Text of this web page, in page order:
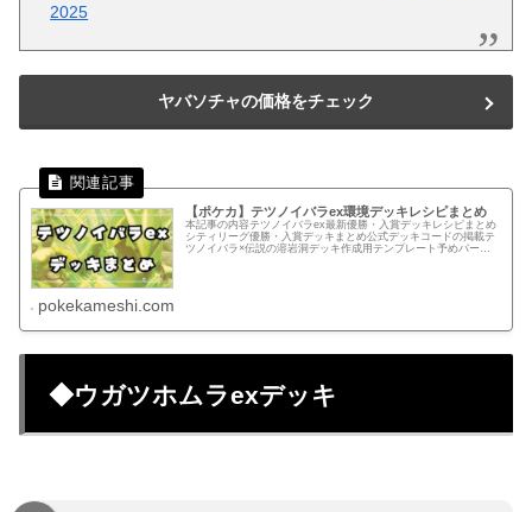
2025
ヤバソチャの価格をチェック
【ポケカ】テツノイバラex環境デッキレシピまとめ
本記事の内容テツノイバラex最新優勝・入賞デッキレシピまとめ
シティリーグ優勝・入賞デッキまとめ公式デッキコードの掲載テ
ツノイバラ×伝説の溶岩洞デッキ作成用テンプレート予めパーツ
pokekameshi.com
◆ウガツホムラexデッキ